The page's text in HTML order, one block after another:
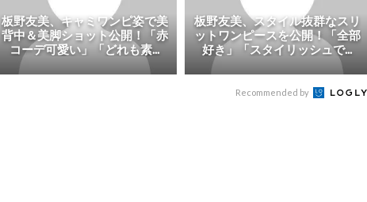
板野友美、キャミワンピ姿で美
背中＆美脚ショット公開！「赤
コーデ可愛い」「どれも素...
板野友美、スタイル抜群なスリ
ットワンピースを公開！「全部
好き」「スタイリッシュで...
Recommended by